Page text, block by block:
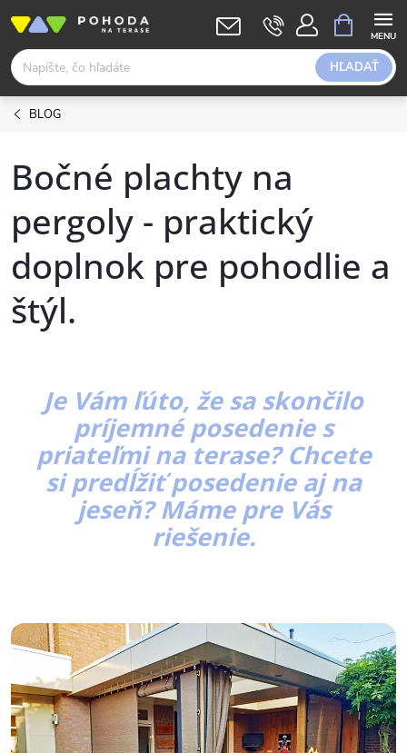
obsah
HĽADAŤ
KOŠÍK
BLOG
Bočné plachty na
pergoly - praktický
doplnok pre pohodlie a
štýl.
Je Vám ľúto, že sa skončilo
príjemné posedenie s
priateľmi na terase? Chcete
si predĺžiť posedenie aj na
jeseň? Máme pre Vás
riešenie.